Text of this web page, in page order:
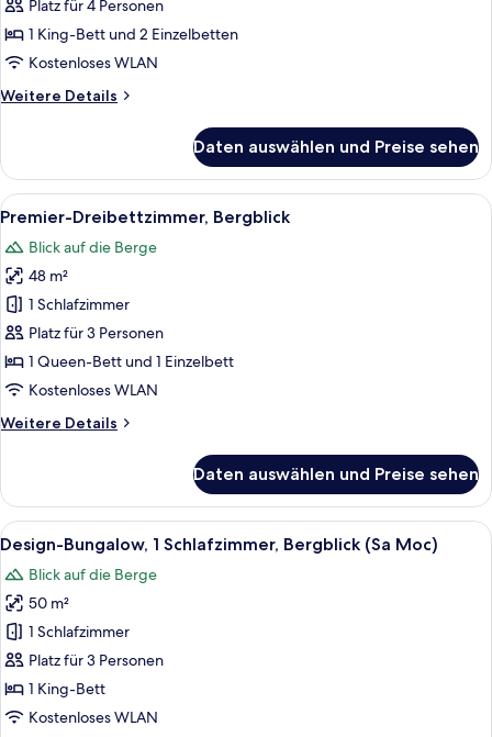
Bergblick
(Tho
anzeigen
Platz für 4 Personen
1 King-Bett und 2 Einzelbetten
Kostenloses WLAN
Weitere Details
Weitere
Bungalow,
2 Schlafzimmer,
Bergblick
Cam)
Daten auswählen und Preise sehen
Alle
Fotos
für
Premier-
Dreibettzimmer,
Bergblick
anzeigen
Ein Hotelzimmer mit zwei Betten,
4
Premier-Dreibettzimmer, Bergblick
Blick auf die Berge
48 m²
1 Schlafzimmer
Platz für 3 Personen
1 Queen-Bett und 1 Einzelbett
Kostenloses WLAN
Weitere Details
Weitere
Dreibettzimmer,
Bergblick
Daten auswählen und Preise sehen
Alle
Fotos
für
Design-
Bungalow,
1
Schlafzimmer,
Bergblick
Ein geräumiges Schlafzimmer mit
7
Design-Bungalow, 1 Schlafzimmer, Bergblick (Sa Moc)
Blick auf die Berge
50 m²
1 Schlafzimmer
Platz für 3 Personen
1 King-Bett
Kostenloses WLAN